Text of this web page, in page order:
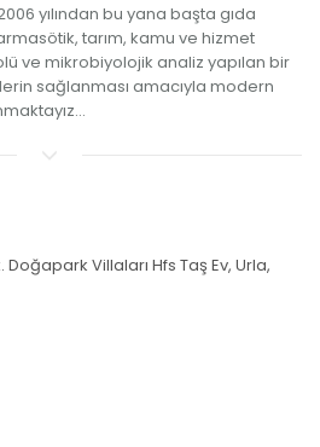
yılından bu yana başta gıda
tarım, kamu ve hizmet
ve mikrobiyolojik analiz yapılan bir
sağlanması amacıyla modern
Villaları Hfs Taş Ev, Urla,